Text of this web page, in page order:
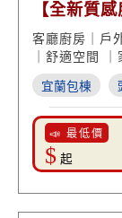
【全新質
都方便】
客廳廚房｜戶
｜舒適空間
宜蘭包棟
📣 最低價
$ 起